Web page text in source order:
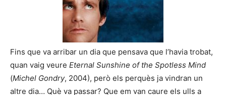
Fins que va arribar un dia que pensava que l’havia trobat,
quan vaig veure Eternal Sunshine of the Spotless Mind
(Michel Gondry, 2004), però els perquès ja vindran un
altre dia… Què va passar? Que em van caure els ulls a